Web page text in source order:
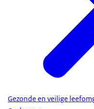
Gezonde en veilige